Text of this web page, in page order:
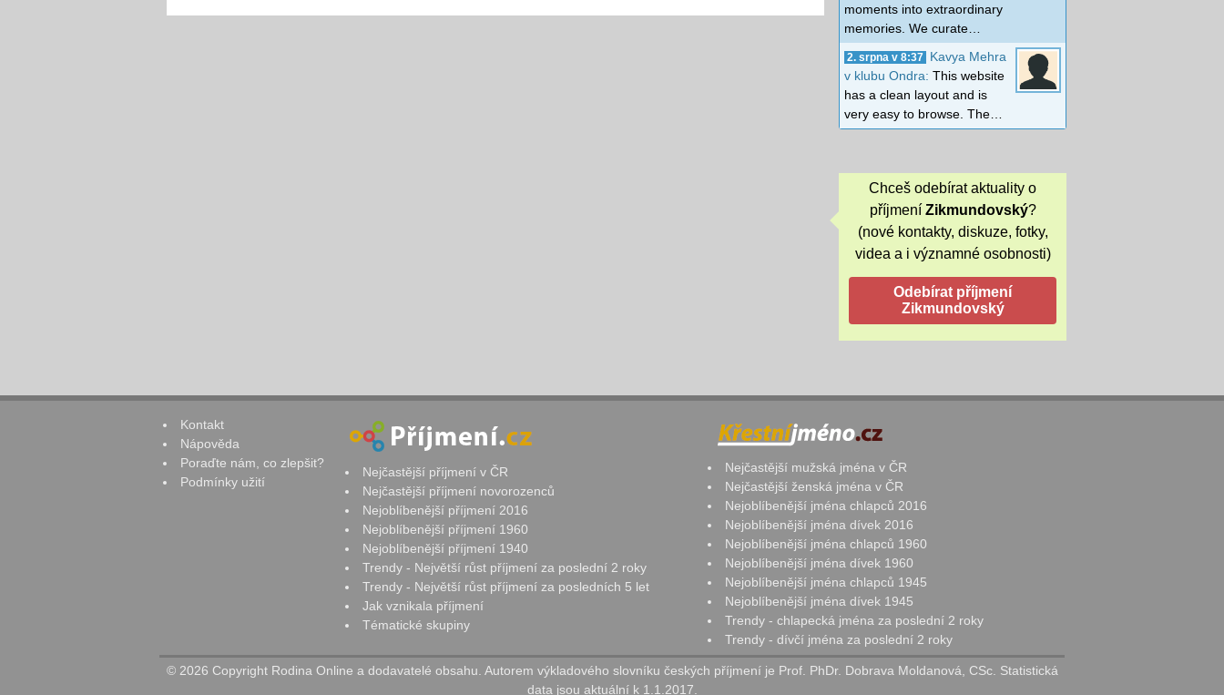
moments into extraordinary
memories. We curate…
2. srpna v 8:37
Kavya Mehra
v klubu Ondra: This website
has a clean layout and is
very easy to browse. The…
Chceš odebírat aktuality o
příjmení Zikmundovský?
(nové kontakty, diskuze, fotky,
videa a i významné osobnosti)
Kontakt
Nápověda
Poraďte nám, co zlepšit?
Podmínky užití
Nejčastější příjmení v ČR
Nejčastější příjmení novorozenců
Nejoblíbenější příjmení 2016
Nejoblíbenější příjmení 1960
Nejoblíbenější příjmení 1940
Trendy - Největší růst příjmení za poslední 2 roky
Trendy - Největší růst příjmení za posledních 5 let
Jak vznikala příjmení
Tématické skupiny
Nejčastější mužská jména v ČR
Nejčastější ženská jména v ČR
Nejoblíbenější jména chlapců 2016
Nejoblíbenější jména dívek 2016
Nejoblíbenější jména chlapců 1960
Nejoblíbenější jména dívek 1960
Nejoblíbenější jména chlapců 1945
Nejoblíbenější jména dívek 1945
Trendy - chlapecká jména za poslední 2 roky
Trendy - dívčí jména za poslední 2 roky
© 2026 Copyright Rodina Online a dodavatelé obsahu. Autorem výkladového slovníku českých příjmení je Prof. PhDr. Dobrava Moldanová, CSc. Statistická
data jsou aktuální k 1.1.2017.